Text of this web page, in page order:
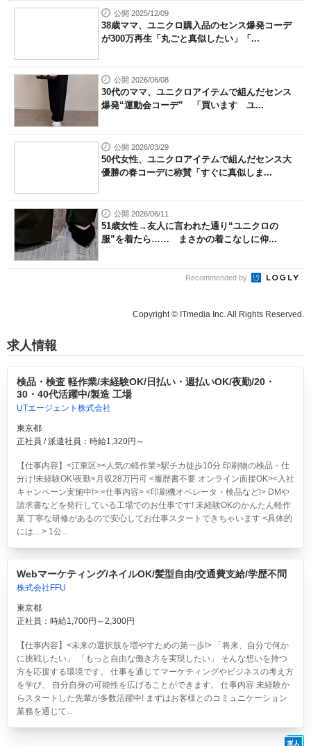
公開 2025/12/09
38歳ママ、ユニクロ購入品のセンス爆発コーデ
が300万再生「丸ごと真似したい」「...
公開 2026/06/08
30代のママ、ユニクロアイテムで組んだセンス
爆発“運動会コーデ” 「買います ユ...
公開 2026/03/29
50代女性、ユニクロアイテムで組んだセンス大
優勝の春コーデに称賛「すぐに真似しま...
公開 2026/06/11
51歳女性→友人に言われた通り“ユニクロの
服”を着たら…… まさかの着こなしに仰...
Recommended by
Copyright © ITmedia Inc. All Rights Reserved.
求人情報
検品・検査 軽作業/未経験OK/日払い・週払いOK/夜勤/20・
30・40代活躍中/製造 工場
UTエージェント株式会社
東京都
正社員 / 派遣社員：時給1,320円～
【仕事内容】<江東区><人気の軽作業>駅チカ徒歩10分 印刷物の検品・仕
分け!未経験OK!夜勤×月収28万円可 <履歴書不要 オンライン面接OK><入社
キャンペーン実施中!> <仕事内容> <印刷機オペレータ・検品など!> DMや
請求書などを発行している工場でのお仕事です! 未経験OKのかんたん軽作
業 丁寧な研修があるので安心してお仕事スタートできちゃいます <具体的
には…> 1公...
Webマーケティング/ネイルOK/髪型自由/交通費支給/学歴不問
株式会社FFU
東京都
正社員：時給1,700円～2,300円
【仕事内容】<未来の選択肢を増やすための第一歩!> 「将来、自分で何か
に挑戦したい」 「もっと自由な働き方を実現したい」 そんな想いを持つ
方を応援する環境です。 仕事を通じてマーケティングやビジネスの考え方
を学び、 自分自身の可能性を広げることができます。 仕事内容 未経験か
らスタートした先輩が多数活躍中! まずはお客様とのコミュニケーション
業務を通じて...